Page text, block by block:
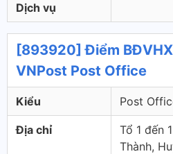
Dịch vụ
[893920] Điểm
VNPost Post Office
Kiểu Post
Địa chỉ
Tổ 1 đến
Thành,